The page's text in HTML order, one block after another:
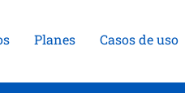
Planes Casos de uso